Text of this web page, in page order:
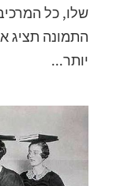
שלו, כל
התמונה תציג
יותר...